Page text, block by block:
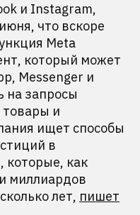
и Instagram,
что вскоре
Meta
который может
Messenger и
на запросы
товары и
ищет способы
в
которые, как
миллиардов
лет, пишет